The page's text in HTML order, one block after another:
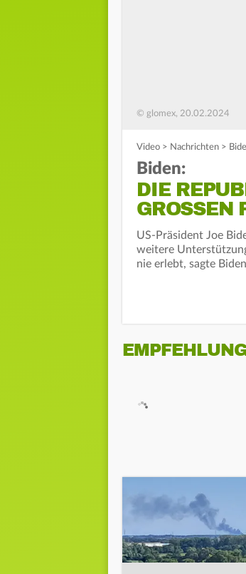
© glomex, 20.02.2024
Video > Nachrichten >
Biden:
DIE
GROSSEN
US-Präsident Joe
weitere
nie erlebt, sagte